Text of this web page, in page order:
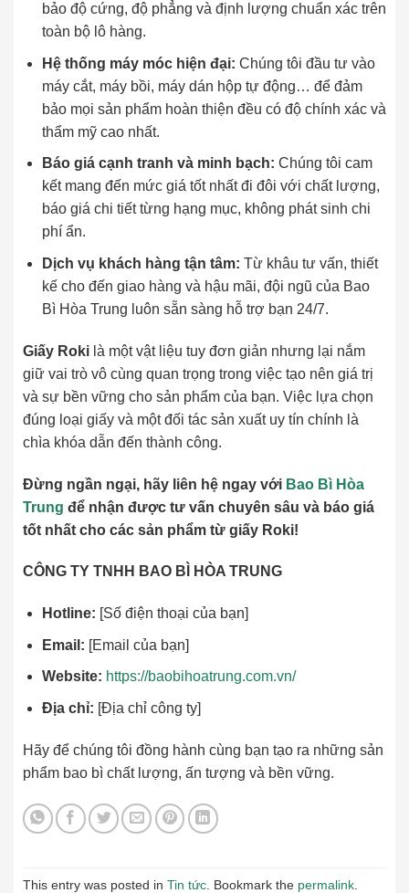
bảo độ cứng, độ phẳng và định lượng chuẩn xác trên
toàn bộ lô hàng.
Hệ thống máy móc hiện đại: Chúng tôi đầu tư vào
máy cắt, máy bồi, máy dán hộp tự động… để đảm
bảo mọi sản phẩm hoàn thiện đều có độ chính xác và
thẩm mỹ cao nhất.
Báo giá cạnh tranh và minh bạch: Chúng tôi cam
kết mang đến mức giá tốt nhất đi đôi với chất lượng,
báo giá chi tiết từng hạng mục, không phát sinh chi
phí ẩn.
Dịch vụ khách hàng tận tâm: Từ khâu tư vấn, thiết
kế cho đến giao hàng và hậu mãi, đội ngũ của Bao
Bì Hòa Trung luôn sẵn sàng hỗ trợ bạn 24/7.
Giấy Roki là một vật liệu tuy đơn giản nhưng lại nắm
giữ vai trò vô cùng quan trọng trong việc tạo nên giá trị
và sự bền vững cho sản phẩm của bạn. Việc lựa chọn
đúng loại giấy và một đối tác sản xuất uy tín chính là
chìa khóa dẫn đến thành công.
Đừng ngần ngại, hãy liên hệ ngay với Bao Bì Hòa
Trung để nhận được tư vấn chuyên sâu và báo giá
tốt nhất cho các sản phẩm từ giấy Roki!
CÔNG TY TNHH BAO BÌ HÒA TRUNG
Hotline: [Số điện thoại của bạn]
Email: [Email của bạn]
Website: https://baobihoatrung.com.vn/
Địa chỉ: [Địa chỉ công ty]
Hãy để chúng tôi đồng hành cùng bạn tạo ra những sản
phẩm bao bì chất lượng, ấn tượng và bền vững.
This entry was posted in Tin tức . Bookmark the permalink